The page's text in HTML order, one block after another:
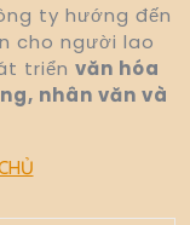
ty hướng đến
cho người lao
triển văn hóa
nhân văn và